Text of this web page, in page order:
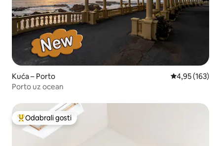
Kuća – Porto Prosječna
4,95 (163)
Porto uz ocean
Među najviše rangiranima s oznakom „Odabrali gosti”
Odabrali gosti